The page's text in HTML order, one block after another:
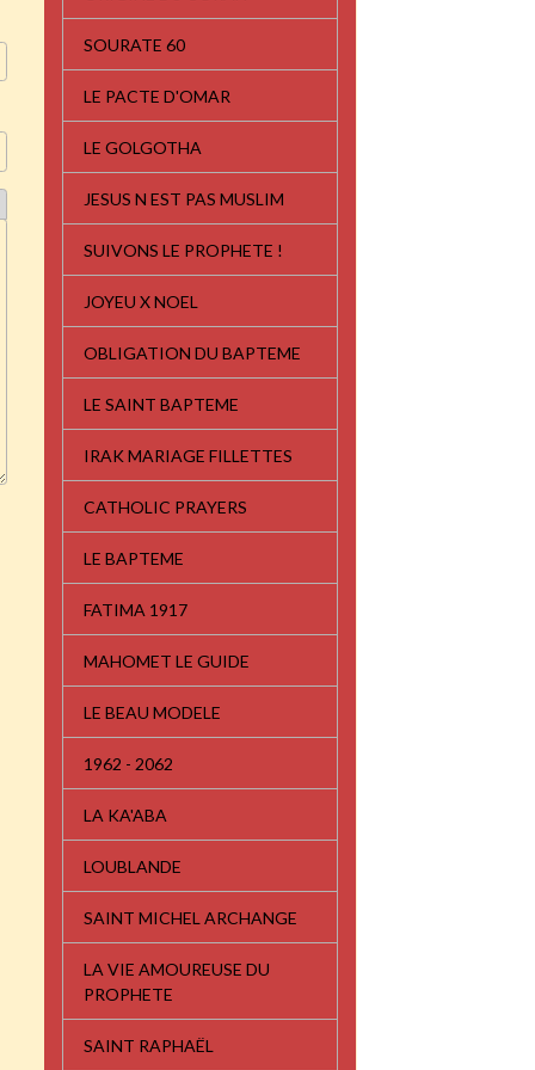
SOURATE 60
LE PACTE D'OMAR
LE GOLGOTHA
JESUS N EST PAS MUSLIM
SUIVONS LE PROPHETE !
JOYEU X NOEL
OBLIGATION DU BAPTEME
LE SAINT BAPTEME
IRAK MARIAGE FILLETTES
CATHOLIC PRAYERS
LE BAPTEME
FATIMA 1917
MAHOMET LE GUIDE
LE BEAU MODELE
1962 - 2062
LA KA'ABA
LOUBLANDE
SAINT MICHEL ARCHANGE
LA VIE AMOUREUSE DU
PROPHETE
SAINT RAPHAËL